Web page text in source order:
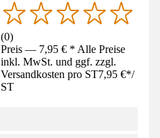
(0)
Preis — 7,95 € * Alle Preise
inkl. MwSt. und ggf. zzgl.
Versandkosten pro ST7,95 €*/
ST